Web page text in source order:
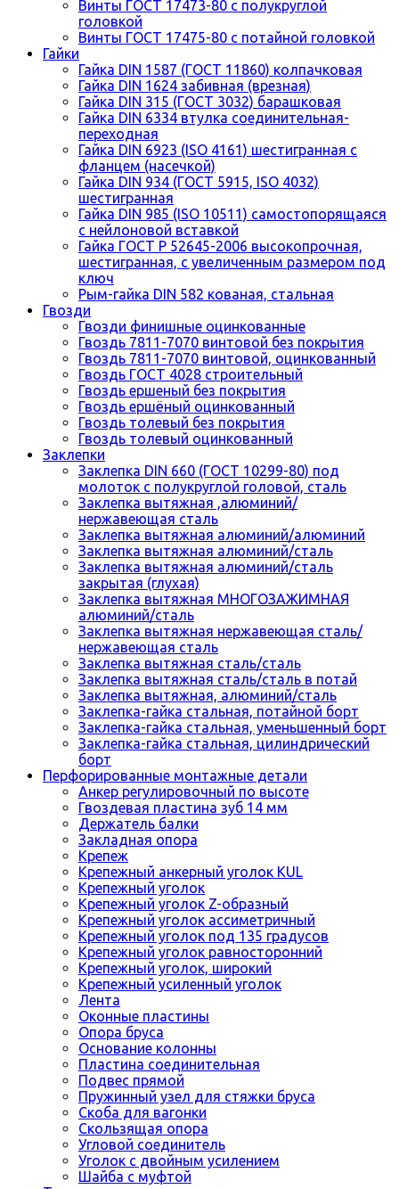
Винты ГОСТ 17473-80 с полукруглой
головкой
Винты ГОСТ 17475-80 с потайной головкой
Гайки
Гайка DIN 1587 (ГОСТ 11860) колпачковая
Гайка DIN 1624 забивная (врезная)
Гайка DIN 315 (ГОСТ 3032) барашковая
Гайка DIN 6334 втулка соединительная-
переходная
Гайка DIN 6923 (ISO 4161) шестигранная с
фланцем (насечкой)
Гайка DIN 934 (ГОСТ 5915, ISO 4032)
шестигранная
Гайка DIN 985 (ISO 10511) самостопорящаяся
с нейлоновой вставкой
Гайка ГОСТ Р 52645-2006 высокопрочная,
шестигранная, с увеличенным размером под
ключ
Рым-гайка DIN 582 кованая, стальная
Гвозди
Гвозди финишные оцинкованные
Гвоздь 7811-7070 винтовой без покрытия
Гвоздь 7811-7070 винтовой, оцинкованный
Гвоздь ГОСТ 4028 строительный
Гвоздь ершеный без покрытия
Гвоздь ершёный оцинкованный
Гвоздь толевый без покрытия
Гвоздь толевый оцинкованный
Заклепки
Заклепка DIN 660 (ГОСТ 10299-80) под
молоток с полукруглой головой, сталь
Заклепка вытяжная ,алюминий/
нержавеющая сталь
Заклепка вытяжная алюминий/алюминий
Заклепка вытяжная алюминий/сталь
Заклепка вытяжная алюминий/сталь
закрытая (глухая)
Заклепка вытяжная МНОГОЗАЖИМНАЯ
алюминий/сталь
Заклепка вытяжная нержавеющая сталь/
нержавеющая сталь
Заклепка вытяжная сталь/сталь
Заклепка вытяжная сталь/сталь в потай
Заклепка вытяжная, алюминий/сталь
Заклепка-гайка стальная, потайной борт
Заклепка-гайка стальная, уменьшенный борт
Заклепка-гайка стальная, цилиндрический
борт
Перфорированные монтажные детали
Анкер регулировочный по высоте
Гвоздевая пластина зуб 14 мм
Держатель балки
Закладная опора
Крепеж
Крепежный анкерный уголок KUL
Крепежный уголок
Крепежный уголок Z-образный
Крепежный уголок ассиметричный
Крепежный уголок под 135 градусов
Крепежный уголок равносторонний
Крепежный уголок, широкий
Крепежный усиленный уголок
Лента
Оконные пластины
Опора бруса
Основание колонны
Пластина соединительная
Подвес прямой
Пружинный узел для стяжки бруса
Скоба для вагонки
Скользящая опора
Угловой соединитель
Уголок с двойным усилением
Шайба с муфтой